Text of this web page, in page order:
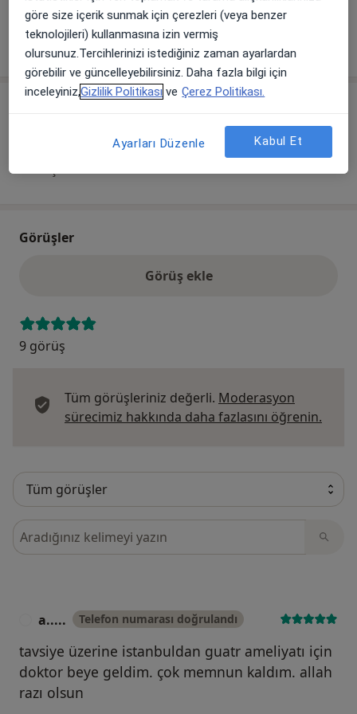
Tümünü gösteradres hakkında
Kabul edilen sigortalar
Anlaşmalı sigortaların kapsamı ve anlaşma türü
değişken olabilir. Randevu aşamasında doktor/uzman
ile iletişim kurabilirsiniz.
Görüşler
Görüş ekle
9 görüş
Tüm görüşleriniz değerli. Moderasyon
sürecimiz hakkında daha fazlasını öğrenin.
Görüşler içerisinde ara
a..... Telefon numarası doğrulandı
tavsiye üzerine istanbuldan guatr ameliyatı için
doktor beye geldim. çok memnun kaldım. allah
razı olsun
göre size içerik sunmak için çerezleri (veya benzer
teknolojileri) kullanmasına izin vermiş
olursunuz.Tercihlerinizi istediğiniz zaman ayarlardan
görebilir ve güncelleyebilirsiniz. Daha fazla bilgi için
inceleyiniz,Gizlilik Politikası ve Çerez Politikası.
Ayarları Düzenle Kabul Et